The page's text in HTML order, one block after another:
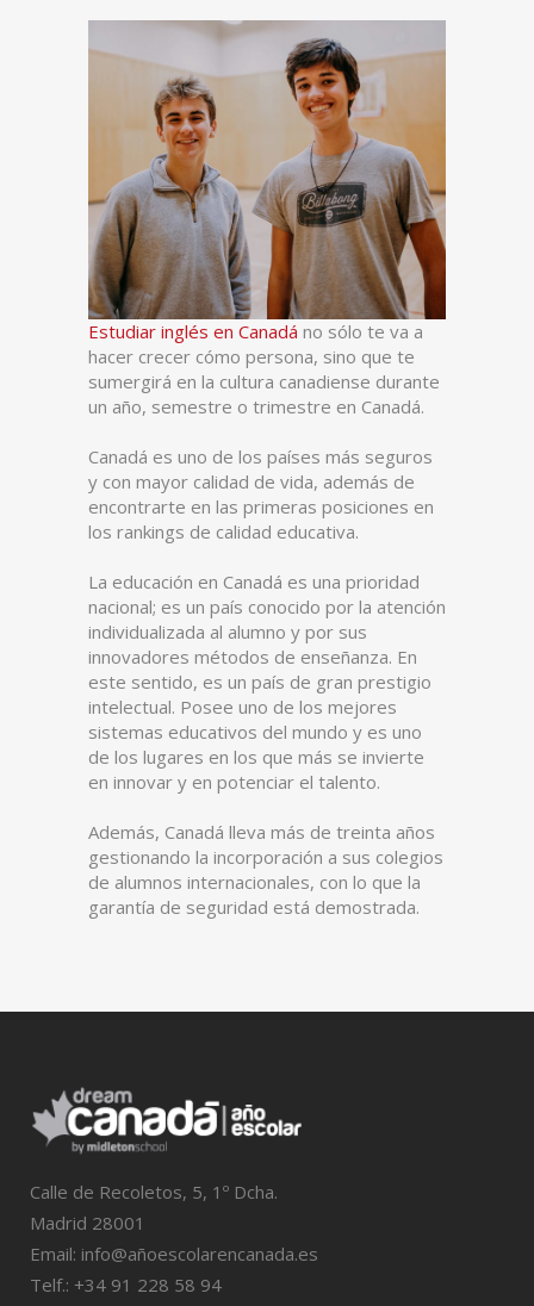
Estudiar inglés en Canadá no sólo te va a
hacer crecer cómo persona, sino que te
sumergirá en la cultura canadiense durante
un año, semestre o trimestre en Canadá.
Canadá es uno de los países más seguros
y con mayor calidad de vida, además de
encontrarte en las primeras posiciones en
los rankings de calidad educativa.
La educación en Canadá es una prioridad
nacional; es un país conocido por la atención
individualizada al alumno y por sus
innovadores métodos de enseñanza. En
este sentido, es un país de gran prestigio
intelectual. Posee uno de los mejores
sistemas educativos del mundo y es uno
de los lugares en los que más se invierte
en innovar y en potenciar el talento.
Además, Canadá lleva más de treinta años
gestionando la incorporación a sus colegios
de alumnos internacionales, con lo que la
garantía de seguridad está demostrada.
Calle de Recoletos, 5, 1º Dcha.
Madrid 28001
Email: info@añoescolarencanada.es
Telf.: +34 91 228 58 94